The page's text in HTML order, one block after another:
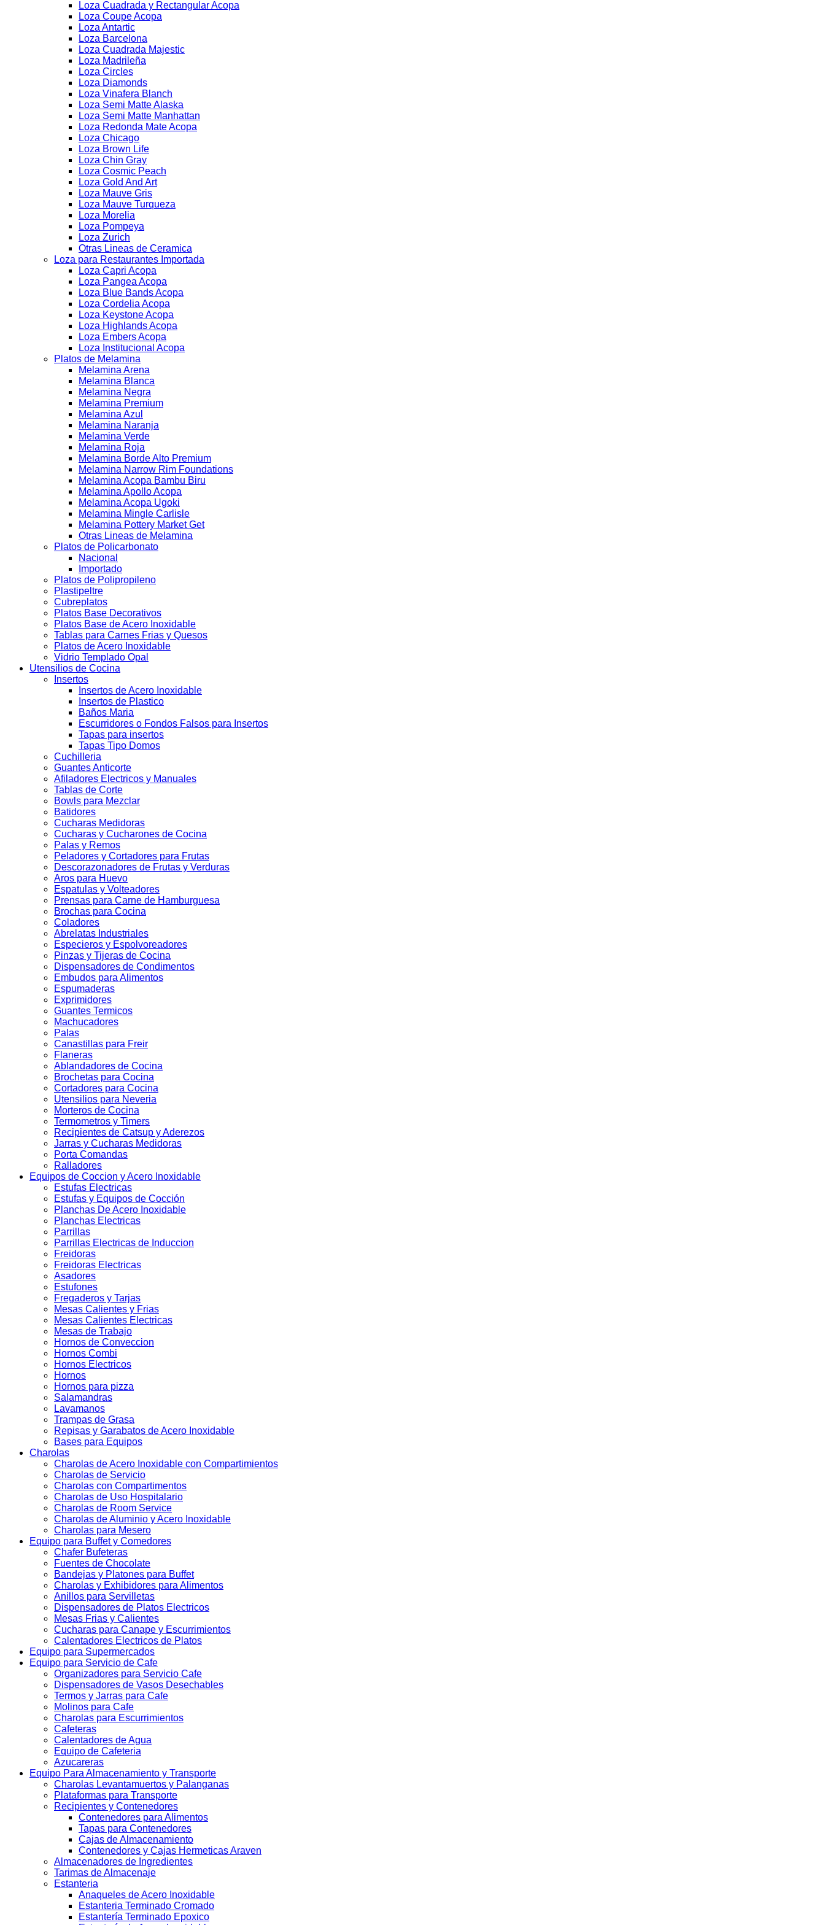
Loza Cuadrada y Rectangular Acopa
Loza Coupe Acopa
Loza Antartic
Loza Barcelona
Loza Cuadrada Majestic
Loza Madrileña
Loza Circles
Loza Diamonds
Loza Vinafera Blanch
Loza Semi Matte Alaska
Loza Semi Matte Manhattan
Loza Redonda Mate Acopa
Loza Chicago
Loza Brown Life
Loza Chin Gray
Loza Cosmic Peach
Loza Gold And Art
Loza Mauve Gris
Loza Mauve Turqueza
Loza Morelia
Loza Pompeya
Loza Zurich
Otras Lineas de Ceramica
Loza para Restaurantes Importada
Loza Capri Acopa
Loza Pangea Acopa
Loza Blue Bands Acopa
Loza Cordelia Acopa
Loza Keystone Acopa
Loza Highlands Acopa
Loza Embers Acopa
Loza Institucional Acopa
Platos de Melamina
Melamina Arena
Melamina Blanca
Melamina Negra
Melamina Premium
Melamina Azul
Melamina Naranja
Melamina Verde
Melamina Roja
Melamina Borde Alto Premium
Melamina Narrow Rim Foundations
Melamina Acopa Bambu Biru
Melamina Apollo Acopa
Melamina Acopa Ugoki
Melamina Mingle Carlisle
Melamina Pottery Market Get
Otras Lineas de Melamina
Platos de Policarbonato
Nacional
Importado
Platos de Polipropileno
Plastipeltre
Cubreplatos
Platos Base Decorativos
Platos Base de Acero Inoxidable
Tablas para Carnes Frias y Quesos
Platos de Acero Inoxidable
Vidrio Templado Opal
Utensilios de Cocina
Insertos
Insertos de Acero Inoxidable
Insertos de Plastico
Baños Maria
Escurridores o Fondos Falsos para Insertos
Tapas para insertos
Tapas Tipo Domos
Cuchilleria
Guantes Anticorte
Afiladores Electricos y Manuales
Tablas de Corte
Bowls para Mezclar
Batidores
Cucharas Medidoras
Cucharas y Cucharones de Cocina
Palas y Remos
Peladores y Cortadores para Frutas
Descorazonadores de Frutas y Verduras
Aros para Huevo
Espatulas y Volteadores
Prensas para Carne de Hamburguesa
Brochas para Cocina
Coladores
Abrelatas Industriales
Especieros y Espolvoreadores
Pinzas y Tijeras de Cocina
Dispensadores de Condimentos
Embudos para Alimentos
Espumaderas
Exprimidores
Guantes Termicos
Machucadores
Palas
Canastillas para Freir
Flaneras
Ablandadores de Cocina
Brochetas para Cocina
Cortadores para Cocina
Utensilios para Neveria
Morteros de Cocina
Termometros y Timers
Recipientes de Catsup y Aderezos
Jarras y Cucharas Medidoras
Porta Comandas
Ralladores
Equipos de Coccion y Acero Inoxidable
Estufas Electricas
Estufas y Equipos de Cocción
Planchas De Acero Inoxidable
Planchas Electricas
Parrillas
Parrillas Electricas de Induccion
Freidoras
Freidoras Electricas
Asadores
Estufones
Fregaderos y Tarjas
Mesas Calientes y Frias
Mesas Calientes Electricas
Mesas de Trabajo
Hornos de Conveccion
Hornos Combi
Hornos Electricos
Hornos
Hornos para pizza
Salamandras
Lavamanos
Trampas de Grasa
Repisas y Garabatos de Acero Inoxidable
Bases para Equipos
Charolas
Charolas de Acero Inoxidable con Compartimientos
Charolas de Servicio
Charolas con Compartimentos
Charolas de Uso Hospitalario
Charolas de Room Service
Charolas de Aluminio y Acero Inoxidable
Charolas para Mesero
Equipo para Buffet y Comedores
Chafer Bufeteras
Fuentes de Chocolate
Bandejas y Platones para Buffet
Charolas y Exhibidores para Alimentos
Anillos para Servilletas
Dispensadores de Platos Electricos
Mesas Frias y Calientes
Cucharas para Canape y Escurrimientos
Calentadores Electricos de Platos
Equipo para Supermercados
Equipo para Servicio de Cafe
Organizadores para Servicio Cafe
Dispensadores de Vasos Desechables
Termos y Jarras para Cafe
Molinos para Cafe
Charolas para Escurrimientos
Cafeteras
Calentadores de Agua
Equipo de Cafeteria
Azucareras
Equipo Para Almacenamiento y Transporte
Charolas Levantamuertos y Palanganas
Plataformas para Transporte
Recipientes y Contenedores
Contenedores para Alimentos
Tapas para Contenedores
Cajas de Almacenamiento
Contenedores y Cajas Hermeticas Araven
Almacenadores de Ingredientes
Tarimas de Almacenaje
Estanteria
Anaqueles de Acero Inoxidable
Estanteria Terminado Cromado
Estantería Terminado Epoxico